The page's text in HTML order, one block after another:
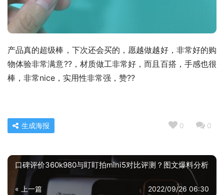
产品真的超级棒，下次还会买的，愿越做越好，非常好的购
物体验非常满意??，材质做工非常好，而且百搭，手感也很
棒，非常nice，实用性非常强，赞??
0 0
生成海报
口碑评价360k980与盯盯拍mini5对比评测？图文爆料分析
« 上一篇 2022/09/26 06:30